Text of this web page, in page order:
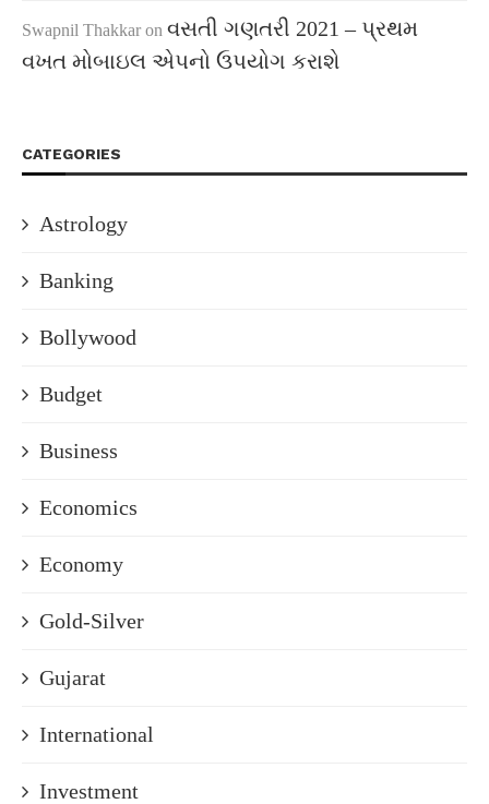
Swapnil Thakkar on વસતી ગણતરી 2021 – પ્રથમ
વખત મોબાઇલ એપનો ઉપયોગ કરાશે
CATEGORIES
Astrology
Banking
Bollywood
Budget
Business
Economics
Economy
Gold-Silver
Gujarat
International
Investment